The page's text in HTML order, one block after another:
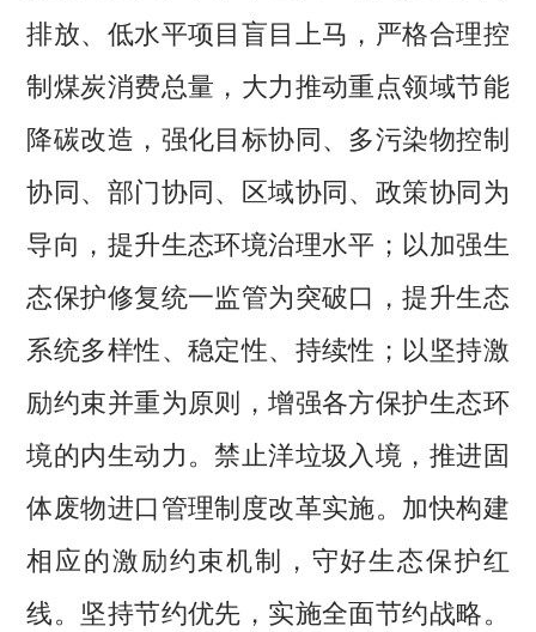
排放、低水平项目盲目上马，严格合理控
制煤炭消费总量，大力推动重点领域节能
降碳改造，强化目标协同、多污染物控制
协同、部门协同、区域协同、政策协同为
导向，提升生态环境治理水平；以加强生
态保护修复统一监管为突破口，提升生态
系统多样性、稳定性、持续性；以坚持激
励约束并重为原则，增强各方保护生态环
境的内生动力。禁止洋垃圾入境，推进固
体废物进口管理制度改革实施。加快构建
相应的激励约束机制，守好生态保护红
线。坚持节约优先，实施全面节约战略。